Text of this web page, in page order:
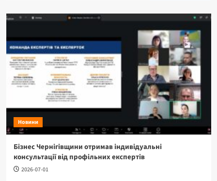
Новини
Бізнес Чернігівщини отримав індивідуальні
консультації від профільних експертів
2026-07-01